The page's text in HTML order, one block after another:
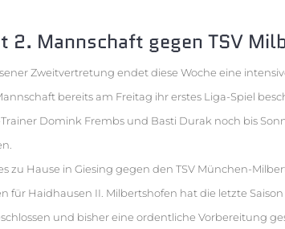
2. Mannschaft gegen TSV
Zweitvertretung endet diese Woche eine
bereits am Freitag ihr erstes Liga-Spiel
Domink Frembs und Basti Durak noch bis
zu Hause in Giesing gegen den TSV München-
für Haidhausen II. Milbertshofen hat die letzte
und bisher eine ordentliche Vorbereitung